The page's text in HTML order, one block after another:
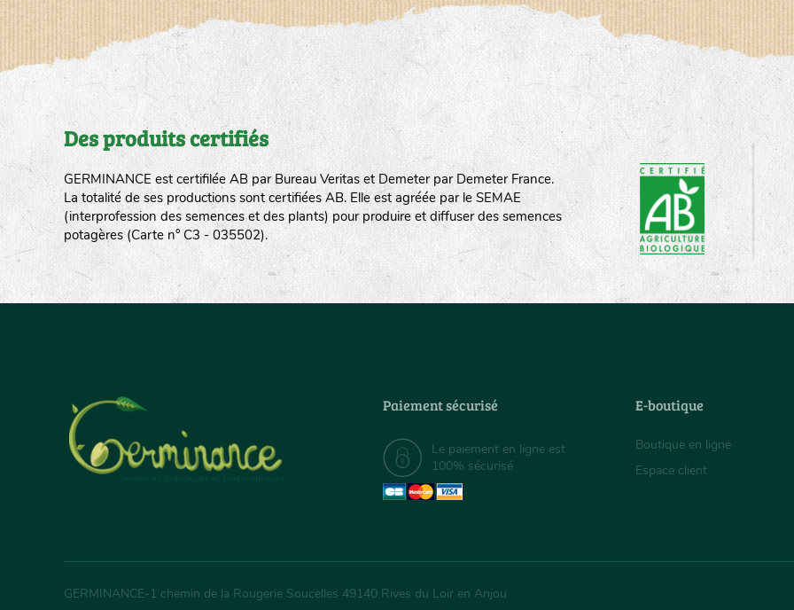
Des produits certifiés
GERMINANCE est certifilée AB par Bureau Veritas et Demeter par Demeter France.
La totalité de ses productions sont certifiées AB. Elle est agréée par le SEMAE
(interprofession des semences et des plants) pour produire et diffuser des semences
potagères (Carte n° C3 - 035502).
Paiement sécurisé
Le paiement en ligne est
100% sécurisé
E-boutique
Boutique en ligne
Espace client
GERMINANCE-1 chemin de la Rougerie Soucelles 49140 Rives du Loir en Anjou